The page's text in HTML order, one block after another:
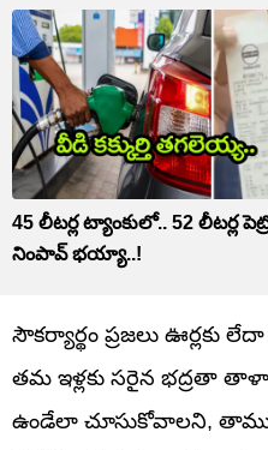
45 లీటర్ల ట్యాంకులో.. 52 లీటర్ల
నింపావ్ భయ్యా..!
సౌకర్యార్థం ప్రజలు ఊర్లకు
తమ ఇళ్లకు సరైన భద్రతా
ఉండేలా చూసుకోవాలని, తాము